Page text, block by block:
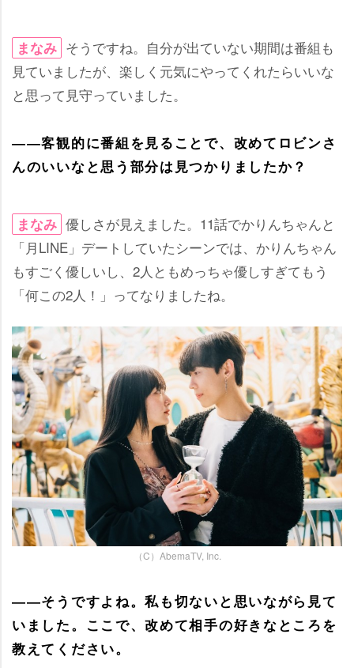
まなみ そうですね。自分が出ていない期間は番組も
見ていましたが、楽しく元気にやってくれたらいいな
と思って見守っていました。
――客観的に番組を見ることで、改めてロビンさ
んのいいなと思う部分は見つかりましたか？
まなみ 優しさが見えました。11話でかりんちゃんと
「月LINE」デートしていたシーンでは、かりんちゃん
もすごく優しいし、2人ともめっちゃ優しすぎてもう
「何この2人！」ってなりましたね。
（C）AbemaTV, Inc.
――そうですよね。私も切ないと思いながら見て
いました。ここで、改めて相手の好きなところを
教えてください。